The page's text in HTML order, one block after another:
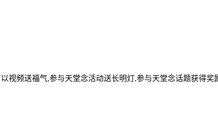
视频送福气,参与天堂念活动送长明灯,参与天堂念话题获得奖